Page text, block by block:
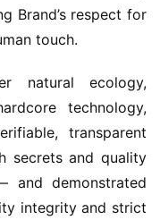
Brand’s respect for
touch.
natural ecology,
technology,
transparent
secrets and quality
and demonstrated
integrity and strict